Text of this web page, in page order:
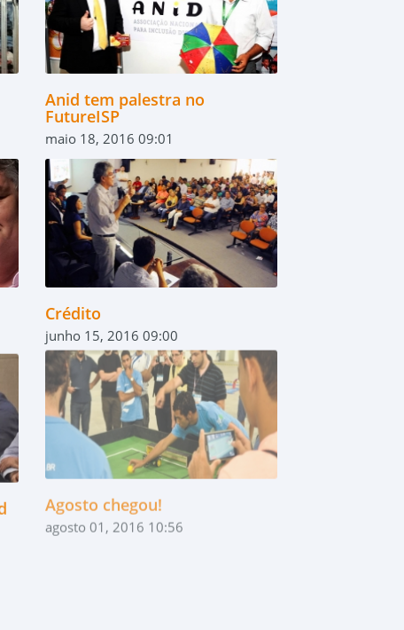
Anid tem palestra no
FutureISP
maio 18, 2016 09:01
Crédito
junho 15, 2016 09:00
Agosto chegou!
agosto 01, 2016 10:56